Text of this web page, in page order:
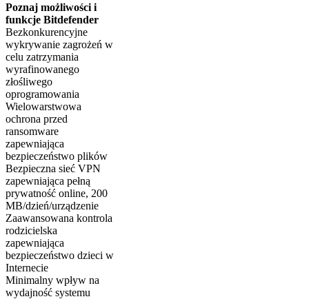
Poznaj możliwości i
funkcje Bitdefender
Bezkonkurencyjne
wykrywanie zagrożeń w
celu zatrzymania
wyrafinowanego
złośliwego
oprogramowania
Wielowarstwowa
ochrona przed
ransomware
zapewniająca
bezpieczeństwo plików
Bezpieczna sieć VPN
zapewniająca pełną
prywatność online, 200
MB/dzień/urządzenie
Zaawansowana kontrola
rodzicielska
zapewniająca
bezpieczeństwo dzieci w
Internecie
Minimalny wpływ na
wydajność systemu